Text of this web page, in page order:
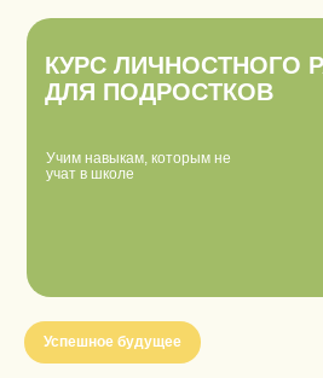
Успешное будущее
КУРС ЛИЧНОСТНОГО
ДЛЯ ПОДРОСТКОВ
Учим навыкам, которым не
учат в школе